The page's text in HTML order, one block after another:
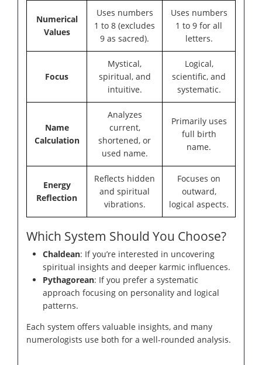
Numerical
Values
Uses numbers
1 to 8 (excludes
9 as sacred).
Uses numbers
1 to 9 for all
letters.
Focus
Mystical,
spiritual, and
intuitive.
Logical,
scientific, and
systematic.
Name
Calculation
Analyzes
current,
shortened, or
used name.
Primarily uses
full birth
name.
Energy
Reflection
Reflects hidden
and spiritual
vibrations.
Focuses on
outward,
logical aspects.
Which System Should You Choose?
Chaldean: If you’re interested in uncovering
spiritual insights and deeper karmic influences.
Pythagorean: If you prefer a systematic
approach focusing on personality and logical
patterns.
Each system offers valuable insights, and many
numerologists use both for a well-rounded analysis.